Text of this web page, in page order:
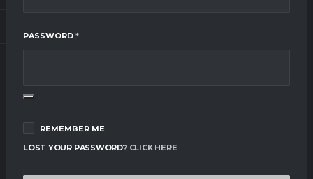
PASSWORD *REQUIRED
REMEMBER ME
LOST YOUR PASSWORD? CLICK HERE